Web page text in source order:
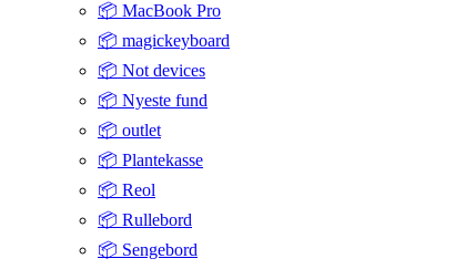
📦 MacBook Pro
📦 magickeyboard
📦 Not devices
📦 Nyeste fund
📦 outlet
📦 Plantekasse
📦 Reol
📦 Rullebord
📦 Sengebord